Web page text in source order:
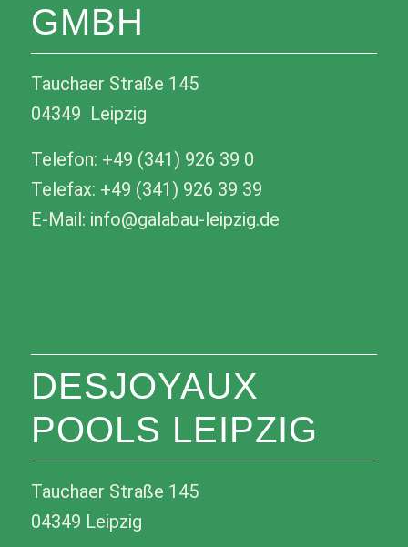
GMBH
Tauchaer Straße 145
04349 Leipzig
Telefon: +49 (341) 926 39 0
Telefax: +49 (341) 926 39 39
E-Mail: info@galabau-leipzig.de
DESJOYAUX
POOLS LEIPZIG
Tauchaer Straße 145
04349 Leipzig